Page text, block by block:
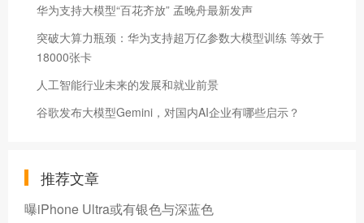
华为支持大模型“百花齐放” 孟晚舟最新发声
突破大算力瓶颈：华为支持超万亿参数大模型训练 等效于
18000张卡
人工智能行业未来的发展和就业前景
谷歌发布大模型Gemini，对国内AI企业有哪些启示？
推荐文章
曝iPhone Ultra或有银色与深蓝色